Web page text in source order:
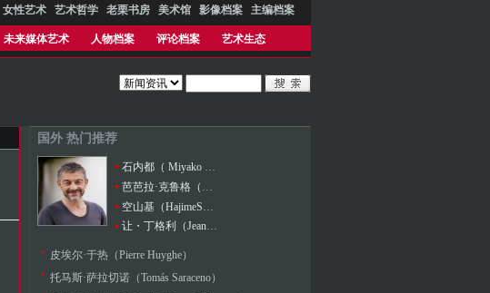
女性艺术 艺术哲学 老栗书房 美术馆 影像档案 主编档案
未来媒体艺术 人物档案 评论档案 艺术生态
国外 热门推荐
石内都（ Miyako Ishiuchi）
让・丁格利（Jean Tinguely）
皮埃尔·于热（Pierre Huyghe）
托马斯·萨拉切诺（Tomás Saraceno）